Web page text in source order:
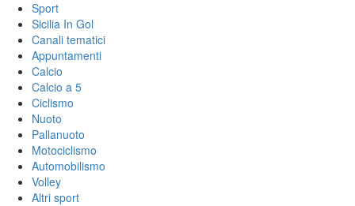
Sport
Sicilia In Gol
Canali tematici
Appuntamenti
Calcio
Calcio a 5
Ciclismo
Nuoto
Pallanuoto
Motociclismo
Automobilismo
Volley
Altri sport